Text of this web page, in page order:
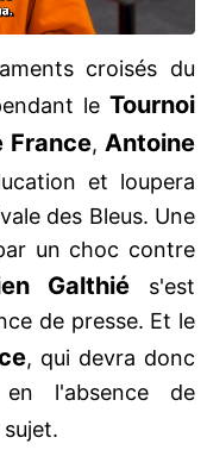
croisés du
le Tournoi
France, Antoine
et loupera
des Bleus. Une
un choc contre
Galthié s'est
de presse. Et le
, qui devra donc
l'absence de